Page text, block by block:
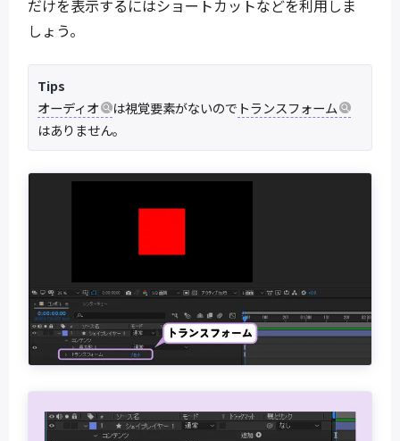
だけを表示するにはショートカットなどを利用しま
しょう。
Tips
オーディオ
は視覚要素がないので トランスフォーム
はありません。